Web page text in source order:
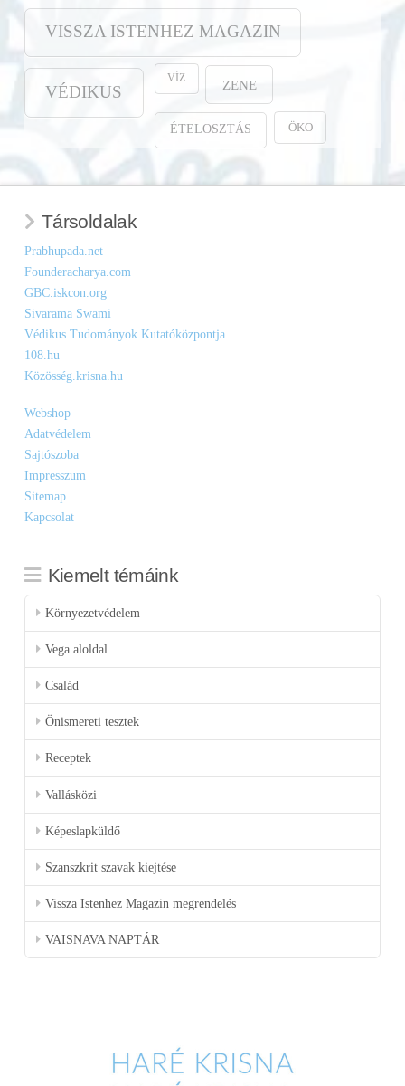
VISSZA ISTENHEZ MAGAZIN
VÉDIKUS
VÍZ ZENE
ÉTELOSZTÁS ÖKO
Társoldalak
Prabhupada.net
Founderacharya.com
GBC.iskcon.org
Sivarama Swami
Védikus Tudományok Kutatóközpontja
108.hu
Közösség.krisna.hu
Webshop
Adatvédelem
Sajtószoba
Impresszum
Sitemap
Kapcsolat
Kiemelt témáink
Környezetvédelem
Vega aloldal
Család
Önismereti tesztek
Receptek
Vallásközi
Képeslapküldő
Szanszkrit szavak kiejtése
Vissza Istenhez Magazin megrendelés
VAISNAVA NAPTÁR